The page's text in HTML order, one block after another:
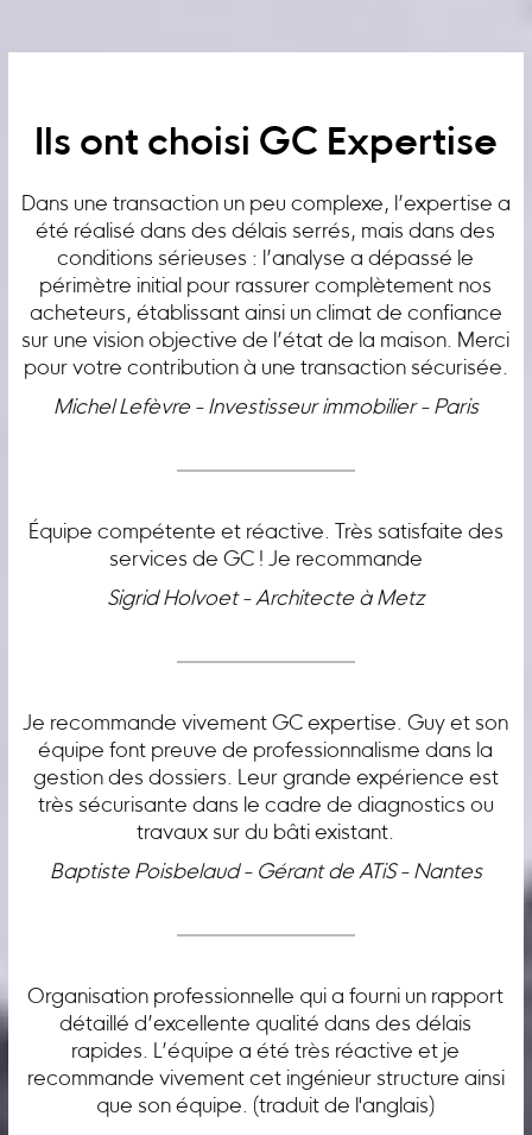
Ils ont choisi GC Expertise
Dans une transaction un peu complexe, l’expertise a
été réalisé dans des délais serrés, mais dans des
conditions sérieuses : l’analyse a dépassé le
périmètre initial pour rassurer complètement nos
acheteurs, établissant ainsi un climat de confiance
sur une vision objective de l’état de la maison. Merci
pour votre contribution à une transaction sécurisée.
Michel Lefèvre - Investisseur immobilier - Paris
Équipe compétente et réactive. Très satisfaite des
services de GC ! Je recommande
Sigrid Holvoet - Architecte à Metz
Je recommande vivement GC expertise. Guy et son
équipe font preuve de professionnalisme dans la
gestion des dossiers. Leur grande expérience est
très sécurisante dans le cadre de diagnostics ou
travaux sur du bâti existant.
Baptiste Poisbelaud - Gérant de ATiS - Nantes
Organisation professionnelle qui a fourni un rapport
détaillé d’excellente qualité dans des délais
rapides. L’équipe a été très réactive et je
recommande vivement cet ingénieur structure ainsi
que son équipe. (traduit de l'anglais)